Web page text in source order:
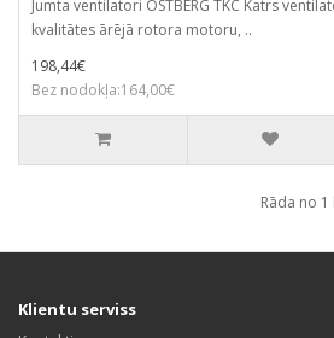
Jumta ventilatori OSTBERG TKC Katrs
kvalitātes ārējā rotora motoru, ..
198,44€
Bez nodokļa:164,00€
Rāda no
Klientu serviss